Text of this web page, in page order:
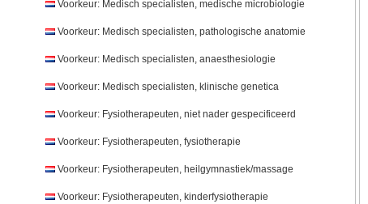
Voorkeur: Medisch specialisten, medische microbiologie
Voorkeur: Medisch specialisten, pathologische anatomie
Voorkeur: Medisch specialisten, anaesthesiologie
Voorkeur: Medisch specialisten, klinische genetica
Voorkeur: Fysiotherapeuten, niet nader gespecificeerd
Voorkeur: Fysiotherapeuten, fysiotherapie
Voorkeur: Fysiotherapeuten, heilgymnastiek/massage
Voorkeur: Fysiotherapeuten, kinderfysiotherapie